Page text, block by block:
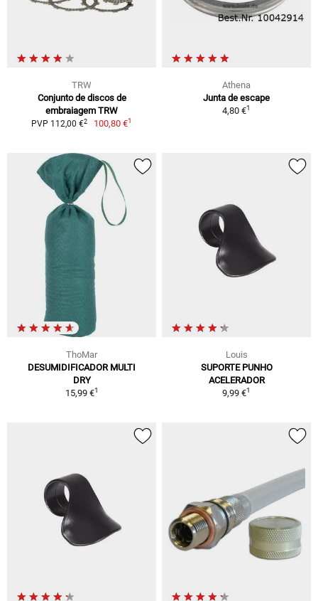
TRW
Conjunto de discos de
embraiagem TRW
PVP 112,00 €2 100,80 €1
Athena
Junta de escape
4,80 €1
ThoMar
DESUMIDIFICADOR MULTI
DRY
15,99 €1
Louis
SUPORTE PUNHO
ACELERADOR
9,99 €1